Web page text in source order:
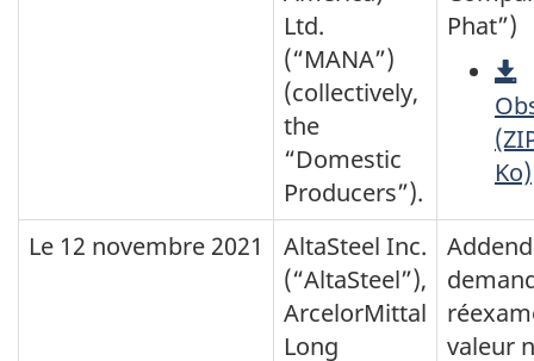
Ltd.
(“MANA”)
(collectively,
the
“Domestic
Producers”).
Phat”)
Ko)
Le 12 novembre 2021
AltaSteel Inc.
(“AltaSteel”),
ArcelorMittal
Long
valeur